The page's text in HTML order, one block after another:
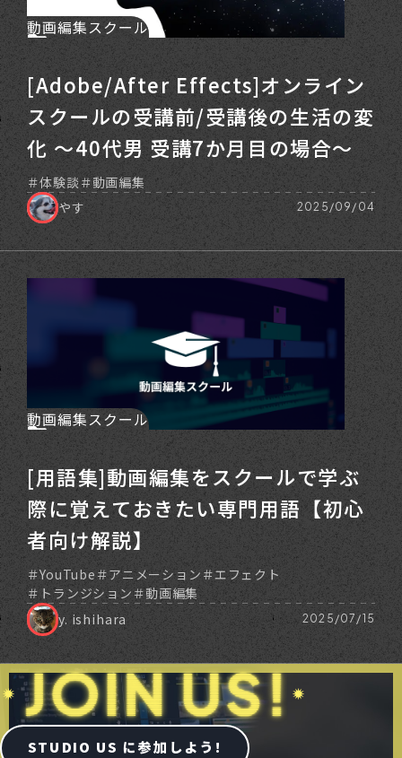
動画編集スクール
[Adobe/After Effects]オンライン
スクールの受講前/受講後の生活の変
化 ～40代男 受講7か月目の場合～
体験談
動画編集
やす
2025/09/04
動画編集スクール
[用語集]動画編集をスクールで学ぶ
際に覚えておきたい専門用語【初心
者向け解説】
YouTube アニメーション
エフェクト
トランジション
動画編集
y. ishihara
2025/07/15
STUDIO US に参加しよう!